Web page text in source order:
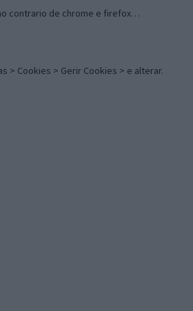
ao contrario de chrome e firefox…
> Cookies > Gerir Cookies > e alterar.